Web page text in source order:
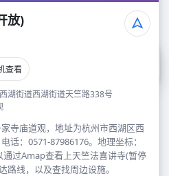
放)
查看
湖街道西湖街道天竺路338号
寺庙道观，地址为杭州市西湖区西
话：0571-87986176。地理坐标：
通过Amap查看上天竺法喜讲寺(暂停
路线，以及查找周边设施。